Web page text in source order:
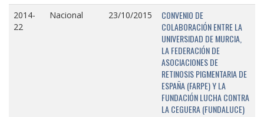
2014-
22
Nacional 23/10/2015
CONVENIO DE
COLABORACIÓN ENTRE LA
UNIVERSIDAD DE MURCIA,
LA FEDERACIÓN DE
ASOCIACIONES DE
RETINOSIS PIGMENTARIA DE
ESPAÑA (FARPE) Y LA
FUNDACIÓN LUCHA CONTRA
LA CEGUERA (FUNDALUCE)